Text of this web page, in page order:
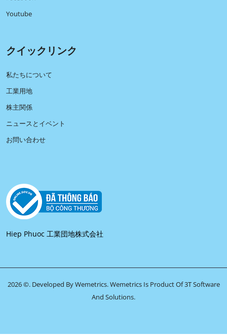
Youtube
クイックリンク
私たちについて
工業用地
株主関係
ニュースとイベント
お問い合わせ
Hiep Phuoc 工業団地株式会社
2026 ©. Developed By Wemetrics.Wemetrics Is Product Of 3T Software
And Solutions.